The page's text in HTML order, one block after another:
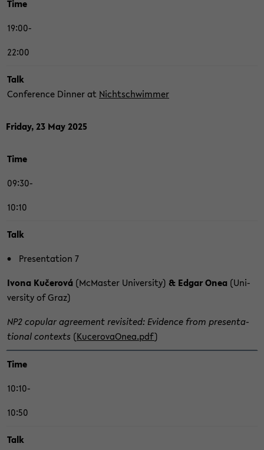
Time
19:00-
22:00
Talk
Con­fe­rence Din­ner at Nicht­schwim­mer
Fri­day, 23 May 2025
Time
09:30-
10:10
Talk
Pre­sen­ta­ti­on 7
Ivona Kučerová (Mc­Mas­ter Uni­ver­si­ty) & Edgar Onea (Uni­
ver­si­ty of Graz)
NP2 co­pu­lar agree­ment re­vi­si­ted: Evi­den­ce from pre­sen­ta­
tio­nal con­texts (Ku­cero­vaO­nea.pdf)
Time
10:10-
10:50
Talk